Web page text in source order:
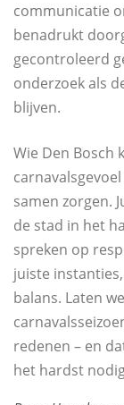
communicatie
benadrukt
gecontroleerd
onderzoek als
blijven.
Wie Den Bosch
samen zorgen.
de stad in het
spreken op
juiste
balans. Laten
redenen – en
het hardst